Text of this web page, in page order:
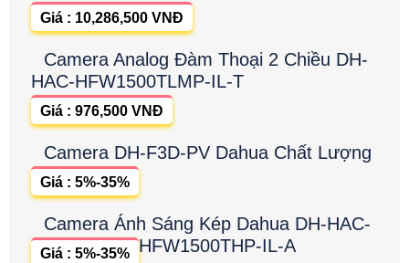
Giá : 10,286,500 VNĐ
Camera Analog Đàm Thoại 2 Chiều DH-
HAC-HFW1500TLMP-IL-T
Giá : 976,500 VNĐ
Camera DH-F3D-PV Dahua Chất Lượng
Giá : 5%-35%
Camera Ánh Sáng Kép Dahua DH-HAC-
HFW1500THP-IL-A
Giá : 5%-35%